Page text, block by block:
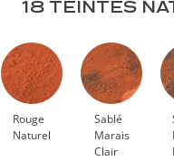
18 TEINTES
Rouge
Naturel
Sablé
Marais
Clair